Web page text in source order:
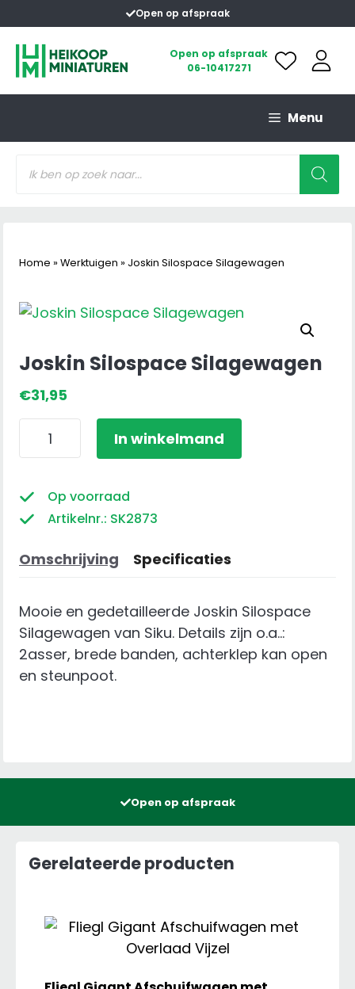
naar
inhoud
Open op afspraak
Open op afspraak
06-10417271
Menu
zoeken
Home » Werktuigen » Joskin Silospace Silagewagen
Joskin Silospace Silagewagen
€31,95
Joskin
Silospace
aantal
In winkelmand
Op voorraad
Artikelnr.: SK2873
Omschrijving Specificaties
Mooie en gedetailleerde Joskin Silospace
Silagewagen van Siku. Details zijn o.a..:
2asser, brede banden, achterklep kan open
en steunpoot.
Open op afspraak
Gerelateerde producten